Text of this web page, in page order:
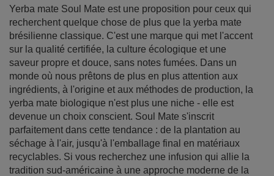
Yerba mate Soul Mate est une proposition pour ceux qui
recherchent quelque chose de plus que la yerba mate
brésilienne classique. C'est une marque qui met l'accent
sur la qualité certifiée, la culture écologique et une
saveur propre et douce, sans notes fumées. Dans un
monde où nous prêtons de plus en plus attention aux
ingrédients, à l'origine et aux méthodes de production, la
yerba mate biologique n'est plus une niche - elle est
devenue un choix conscient. Soul Mate s'inscrit
parfaitement dans cette tendance : de la plantation au
séchage à l'air, jusqu'à l'emballage final en matériaux
recyclables. Si vous recherchez une infusion qui allie la
tradition sud-américaine à une approche moderne de la